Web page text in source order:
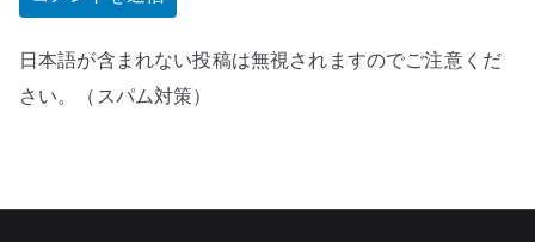
日本語が含まれない投稿は無視されますのでご注意くだ
さい。（スパム対策）